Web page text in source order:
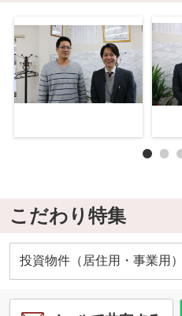
こだわり特集
投資物件（居住用・事業用）